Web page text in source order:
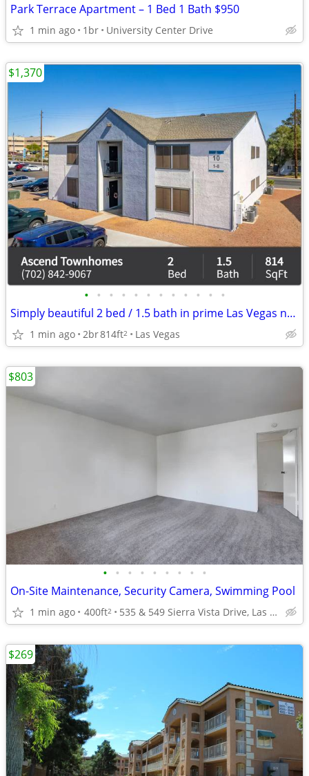
Park Terrace Apartment – 1 Bed 1 Bath $950
1 min ago 1br University Center Drive
• • • • • • • • • • • •
Simply beautiful 2 bed / 1.5 bath in prime Las Vegas neighborhood
1 min ago 2br814ft2 Las Vegas
$1,370
• • • • • • • • •
On-Site Maintenance, Security Camera, Swimming Pool
1 min ago 400ft2 535 & 549 Sierra Vista Drive, Las Vegas, NV
$803
$269